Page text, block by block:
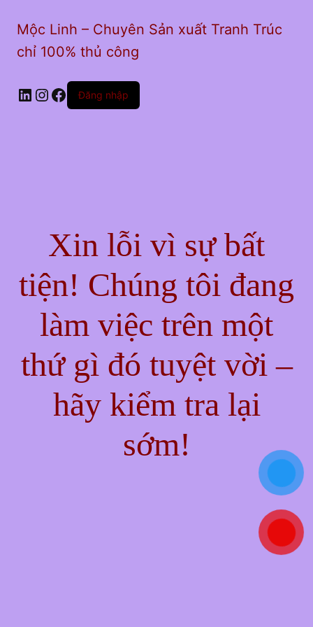
Mộc Linh – Chuyên Sản xuất Tranh Trúc
chỉ 100% thủ công
LinkedIn
Instagram
Facebook
Đăng nhập
Xin lỗi vì sự bất
tiện! Chúng tôi đang
làm việc trên một
thứ gì đó tuyệt vời –
hãy kiểm tra lại
sớm!